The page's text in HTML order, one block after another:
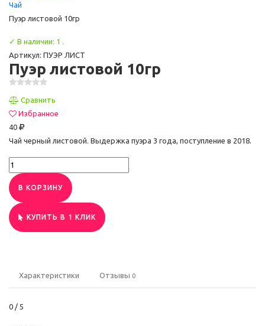
Чай
Пуэр листовой 10гр
✓ В наличии: 1 .
Артикул: ПУЭР ЛИСТ
Пуэр листовой 10гр
Сравнить
Избранное
40
Чай черный листовой. Выдержка пуэра 3 года, поступление в 2018.
В КОРЗИНУ
КУПИТЬ В 1 КЛИК
Характеристики Отзывы 0
0 / 5